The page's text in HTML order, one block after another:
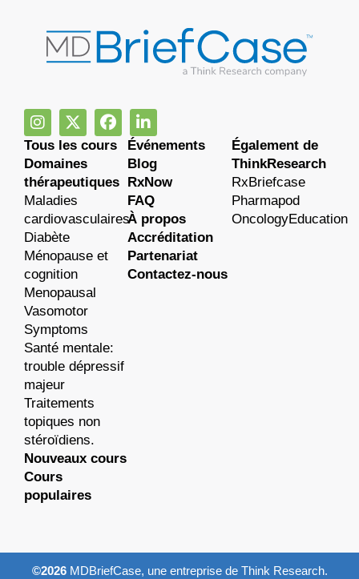
Tous les cours
Domaines
thérapeutiques
Maladies
cardiovasculaires
Diabète
Ménopause et
cognition
Menopausal
Vasomotor
Symptoms
Santé mentale:
trouble dépressif
majeur
Traitements
topiques non
stéroïdiens.
Nouveaux cours
Cours
populaires
Événements
Blog
RxNow
FAQ
À propos
Accréditation
Partenariat
Contactez-nous
Également de
ThinkResearch
RxBriefcase
Pharmapod
OncologyEducation
©2026MDBriefCase, une entreprise de Think Research.